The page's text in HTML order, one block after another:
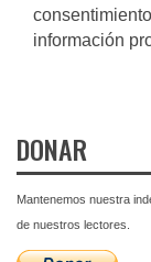
información
DONAR
Mantenemos nuestra
de nuestros lectores.